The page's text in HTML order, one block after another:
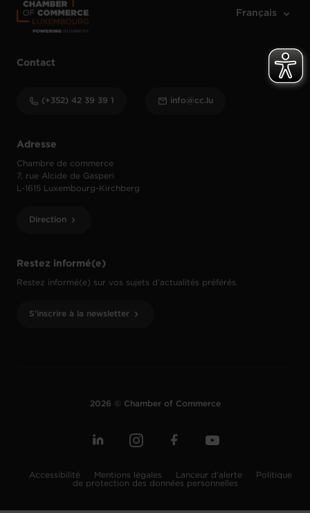
Restez informé(e)
Restez informé(e) sur vos sujets d’actualités préférés.
S'inscrire à la newsletter
Adresse
Chambre de commerce
7, rue Alcide de Gasperi
L-1615 Luxembourg-Kirchberg
Direction
Contact
(+352) 42 39 39 1 info@cc.lu
2026 © Chamber of Commerce
Accessibilité Mentions légales Lanceur d'alerte
Politique
de protection des données personnelles